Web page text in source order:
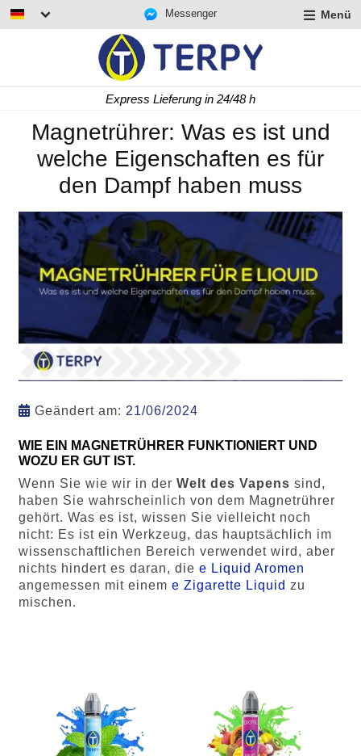
Messenger Menü
Express Lieferung in 24/48 h
Magnetrührer: Was es ist und
welche Eigenschaften es für
den Dampf haben muss
Geändert am: 21/06/2024
WIE EIN MAGNETRÜHRER FUNKTIONIERT UND
WOZU ER GUT IST.
Wenn Sie wie wir in der Welt des Vapens sind,
haben Sie wahrscheinlich von dem Magnetrührer
gehört. Was es ist, wissen Sie vielleicht noch
nicht: Es ist ein Werkzeug, das hauptsächlich im
wissenschaftlichen Bereich verwendet wird, aber
nichts hindert es daran, die e Liquid Aromen
angemessen mit einem e Zigarette Liquid zu
mischen.